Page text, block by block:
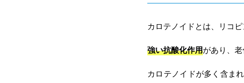
カロテノイドとは、リコ
強い抗酸化作用があり、
カロテノイドが多く含まれ